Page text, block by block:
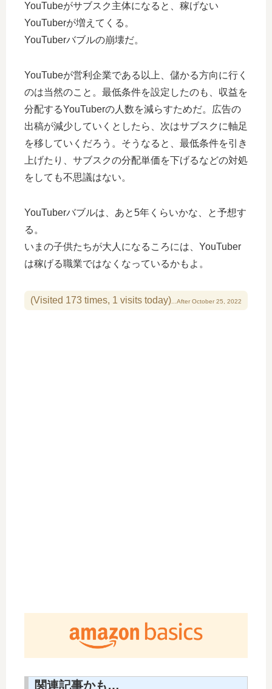
YouTubeがサブスク主体になると、稼げない
YouTuberが増えてくる。
YouTuberバブルの崩壊だ。
YouTubeが営利企業である以上、儲かる方向に行く
のは当然のこと。最低条件を設定したのも、収益を
分配するYouTuberの人数を減らすためだ。広告の
出稿が減少していくとしたら、次はサブスクに軸足
を移していくだろう。そうなると、最低条件を引き
上げたり、サブスクの分配単価を下げるなどの対処
をしても不思議はない。
YouTuberバブルは、あと5年くらいかな、と予想す
る。
いまの子供たちが大人になるころには、YouTuber
は稼げる職業ではなくなっているかもよ。
(Visited 173 times, 1 visits today)
関連記事かも…